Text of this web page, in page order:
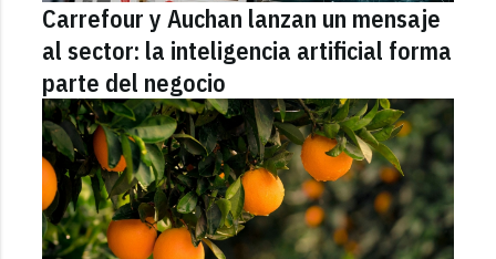
Carrefour y Auchan lanzan un mensaje
al sector: la inteligencia artificial forma
parte del negocio